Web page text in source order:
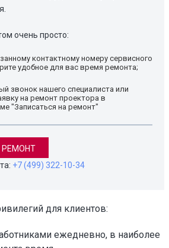
очень просто:
контактному номеру сервисного
удобное для вас время ремонта;
звонок нашего специалиста или
на ремонт проектора в
"Записаться на ремонт"
РЕМОНТ
+7 (499) 322-10-34
для клиентов:
ежедневно, в наиболее